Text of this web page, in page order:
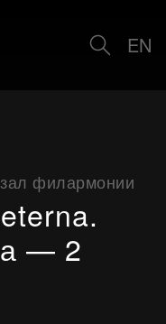
EN
филармонии
— 2